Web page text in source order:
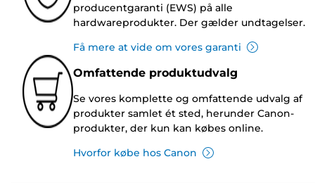
producentgaranti (EWS) på alle
hardwareprodukter. Der gælder undtagelser.
Få mere at vide om vores garanti
Omfattende produktudvalg
Se vores komplette og omfattende udvalg af
produkter samlet ét sted, herunder Canon-
produkter, der kun kan købes online.
Hvorfor købe hos Canon